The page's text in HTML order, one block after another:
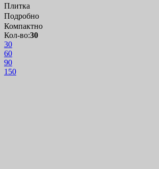
Плитка
Подробно
Компактно
Кол-во:30
30
60
90
150